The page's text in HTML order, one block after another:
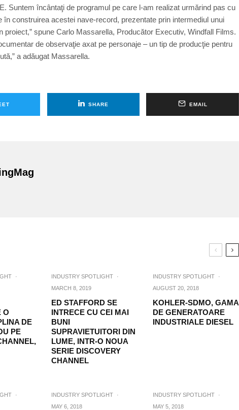
Suntem încântaţi de programul pe care l-am realizat urmărind pas cu
construirea acestei nave-record, prezentate prin intermediul unui
spune Carlo Massarella, Producător Executiv, Windfall Films.
de observaţie axat pe personaje – un tip de producţie pentru
a adăugat Massarella.
SHARE EMAIL
·
O
DE
PE
INDUSTRY SPOTLIGHT
·
MARCH 8, 2019
ED STAFFORD SE
INTRECE CU CEI MAI
BUNI
SUPRAVIETUITORI DIN
LUME, INTR-O NOUA
SERIE DISCOVERY
CHANNEL
INDUSTRY SPOTLIGHT
·
AUGUST 20, 2018
KOHLER-SDMO, GAMA
DE GENERATOARE
INDUSTRIALE DIESEL
·
INDUSTRY SPOTLIGHT
·
MAY 6, 2018
INDUSTRY SPOTLIGHT
·
MAY 5, 2018